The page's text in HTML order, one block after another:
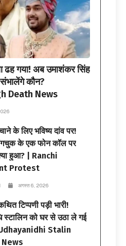
ढह गया! अब उमाशंकर सिंह
संभालेंगे कौन?
Death News
के लिए भविष्य दांव पर!
के एक फोन कॉल पर
हुआ? | Ranchi
Protest
अगस्त 6, 2026
टिप्पणी पड़ी भारी!
स्टालिन को घर से उठा ले गई
Stalin